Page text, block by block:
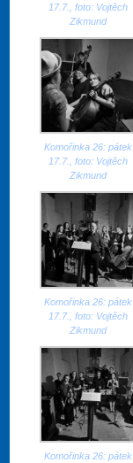
17.7., foto: Vojtěch
Zikmund
Komořinka 26: pátek
17.7., foto: Vojtěch
Zikmund
Komořinka 26: pátek
17.7., foto: Vojtěch
Zikmund
Komořinka 26: pátek